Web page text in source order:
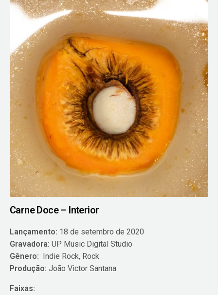
Carne Doce – Interior
Lançamento: 18 de setembro de 2020
Gravadora: UP Music Digital Studio
Gênero: Indie Rock, Rock
Produção:João Victor Santana
Faixas: